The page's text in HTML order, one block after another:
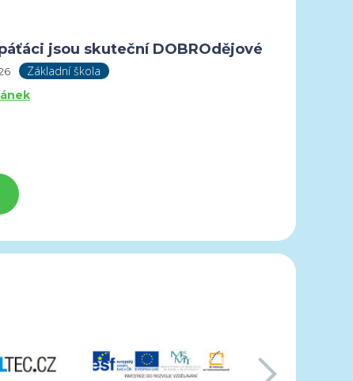
jsou skuteční DOBROdějové
Základní škola